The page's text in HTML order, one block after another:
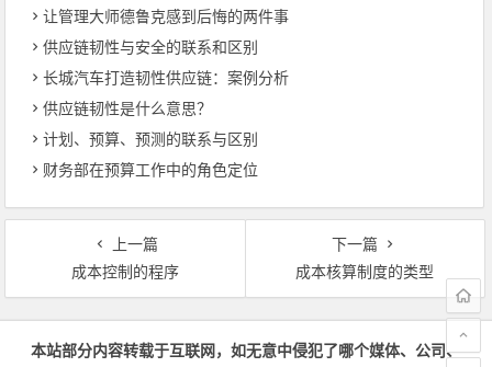
让管理大师德鲁克感到后悔的两件事
供应链韧性与安全的联系和区别
长城汽车打造韧性供应链：案例分析
供应链韧性是什么意思？
计划、预算、预测的联系与区别
财务部在预算工作中的角色定位
上一篇
成本控制的程序
下一篇
成本核算制度的类型
文章导航
本站部分内容转载于互联网，如无意中侵犯了哪个媒体、公司、